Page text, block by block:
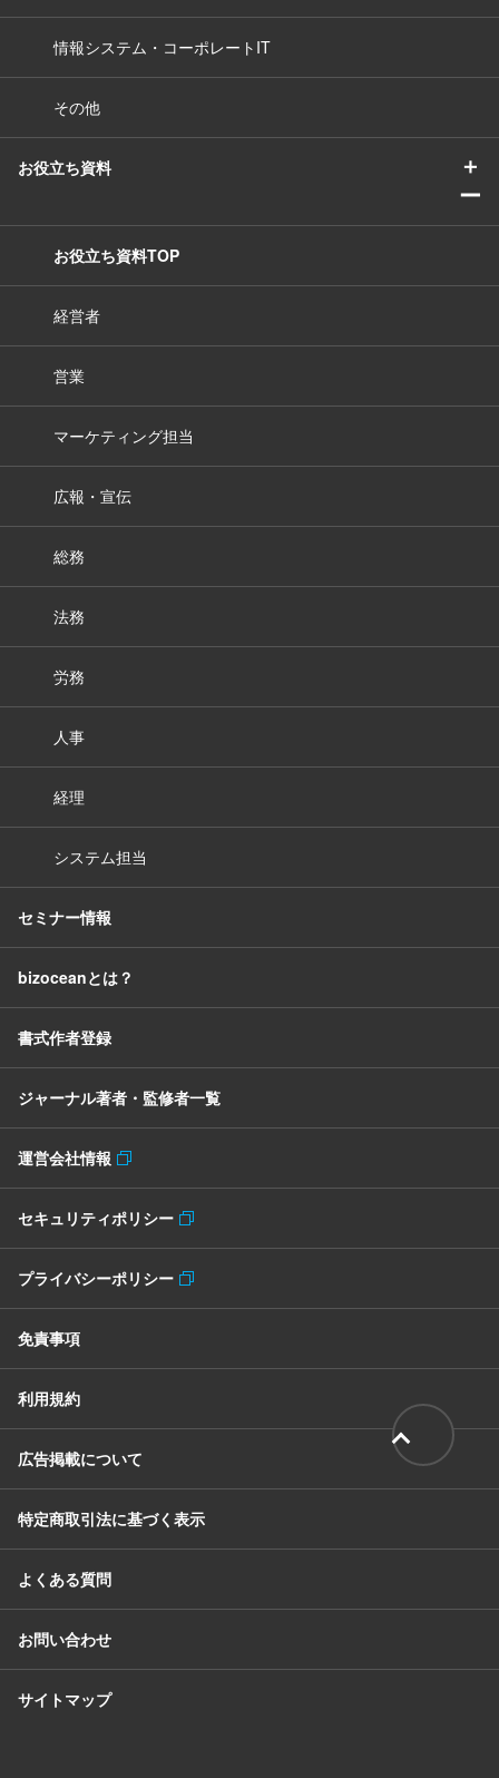
情報システム・コーポレートIT
その他
お役立ち資料
＋
ー
お役立ち資料TOP
経営者
営業
マーケティング担当
広報・宣伝
総務
法務
労務
人事
経理
システム担当
セミナー情報
bizoceanとは？
書式作者登録
ジャーナル著者・監修者一覧
運営会社情報
セキュリティポリシー
プライバシーポリシー
免責事項
利用規約
広告掲載について
特定商取引法に基づく表示
よくある質問
お問い合わせ
サイトマップ